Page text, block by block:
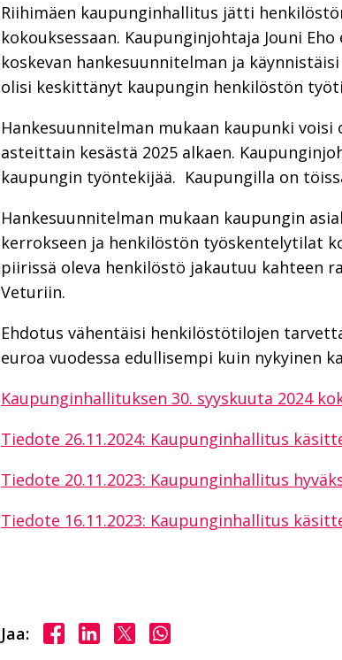
Riihimäen kaupunginhallitus jätti
kokouksessaan. Kaupunginjohtaja Jouni
koskevan hankesuunnitelman ja
olisi keskittänyt kaupungin henkilöstön
Hankesuunnitelman mukaan kaupunki
asteittain kesästä 2025 alkaen.
kaupungin työntekijää. Kaupungilla on
Hankesuunnitelman mukaan kaupungin
kerrokseen ja henkilöstön työskentelytilat
piirissä oleva henkilöstö jakautuu kahteen
Veturiin.
Ehdotus vähentäisi henkilöstötilojen
euroa vuodessa edullisempi kuin nykyinen
Kaupunginhallituksen 30. syyskuuta 2024
Tiedote 26.11.2024: Kau­pun­gin­hal­li­tus
Tiedote 20.11.2023: Kaupunginhallitus
Tiedote 16.11.2023: Kaupunginhallitus
Jaa: Jaa Facebookissa
Jaa LinkedInissä
Jaa X:ssäJaa WhasAppissa